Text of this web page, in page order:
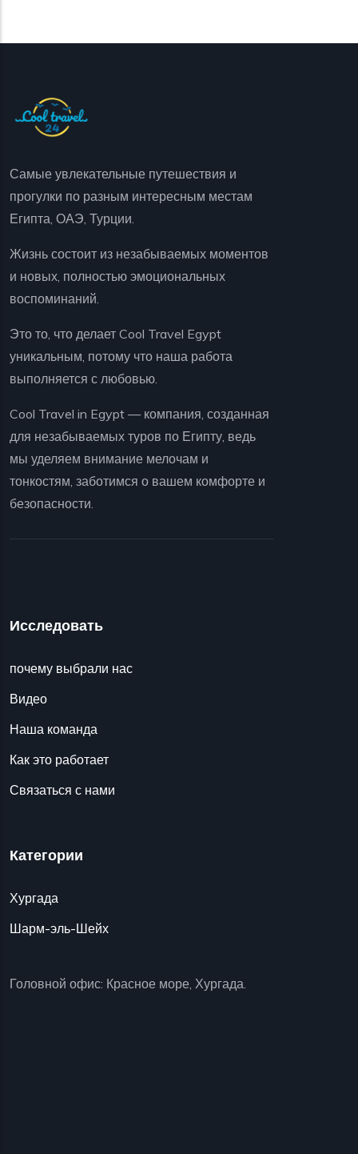
Самые увлекательные путешествия и
прогулки по разным интересным местам
Египта, ОАЭ, Турции.
Жизнь состоит из незабываемых моментов
и новых, полностью эмоциональных
воспоминаний.
Это то, что делает Cool Travel Egypt
уникальным, потому что наша работа
выполняется с любовью.
Cool Travel in Egypt — компания, созданная
для незабываемых туров по Египту, ведь
мы уделяем внимание мелочам и
тонкостям, заботимся о вашем комфорте и
безопасности.
Исследовать
почему выбрали нас
Видео
Наша команда
Как это работает
Связаться с нами
Категории
Хургада
Шарм-эль-Шейх
Головной офис: Красное море, Хургада.